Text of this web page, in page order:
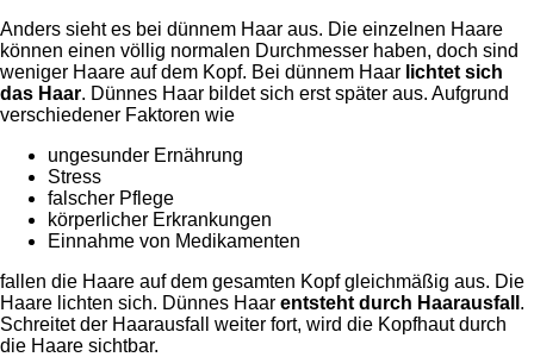
Anders sieht es bei dünnem Haar aus. Die einzelnen Haare
können einen völlig normalen Durchmesser haben, doch sind
weniger Haare auf dem Kopf. Bei dünnem Haar lichtet sich
das Haar. Dünnes Haar bildet sich erst später aus. Aufgrund
verschiedener Faktoren wie
ungesunder Ernährung
Stress
falscher Pflege
körperlicher Erkrankungen
Einnahme von Medikamenten
fallen die Haare auf dem gesamten Kopf gleichmäßig aus. Die
Haare lichten sich. Dünnes Haar entsteht durch Haarausfall .
Schreitet der Haarausfall weiter fort, wird die Kopfhaut durch
die Haare sichtbar.